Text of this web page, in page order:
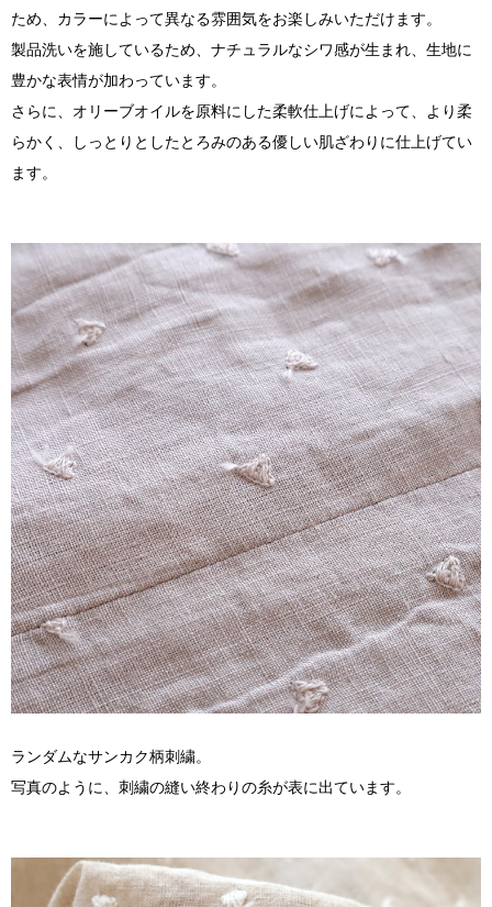
ため、カラーによって異なる雰囲気をお楽しみいただけます。
製品洗いを施しているため、ナチュラルなシワ感が生まれ、生地に
豊かな表情が加わっています。
さらに、オリーブオイルを原料にした柔軟仕上げによって、より柔
らかく、しっとりとしたとろみのある優しい肌ざわりに仕上げてい
ます。
ランダムなサンカク柄刺繍。
写真のように、刺繍の縫い終わりの糸が表に出ています。